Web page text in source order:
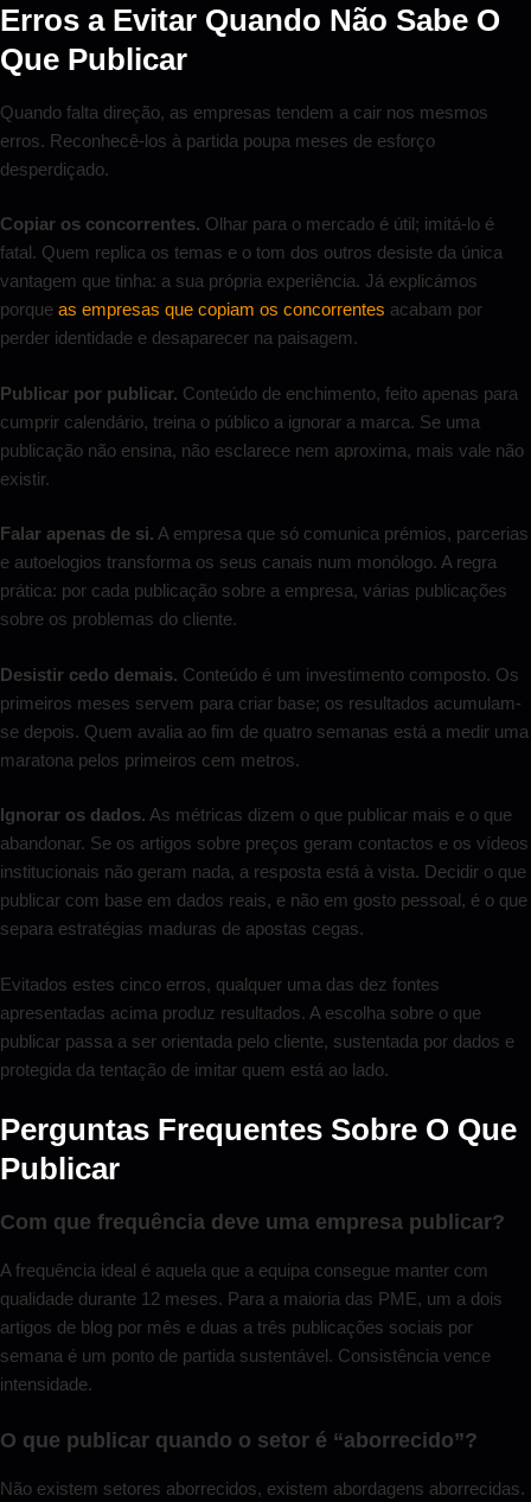
Erros a Evitar Quando Não Sabe O
Que Publicar
Quando falta direção, as empresas tendem a cair nos mesmos
erros. Reconhecê-los à partida poupa meses de esforço
desperdiçado.
Copiar os concorrentes. Olhar para o mercado é útil; imitá-lo é
fatal. Quem replica os temas e o tom dos outros desiste da única
vantagem que tinha: a sua própria experiência. Já explicámos
porque as empresas que copiam os concorrentes acabam por
perder identidade e desaparecer na paisagem.
Publicar por publicar. Conteúdo de enchimento, feito apenas para
cumprir calendário, treina o público a ignorar a marca. Se uma
publicação não ensina, não esclarece nem aproxima, mais vale não
existir.
Falar apenas de si. A empresa que só comunica prémios, parcerias
e autoelogios transforma os seus canais num monólogo. A regra
prática: por cada publicação sobre a empresa, várias publicações
sobre os problemas do cliente.
Desistir cedo demais. Conteúdo é um investimento composto. Os
primeiros meses servem para criar base; os resultados acumulam-
se depois. Quem avalia ao fim de quatro semanas está a medir uma
maratona pelos primeiros cem metros.
Ignorar os dados. As métricas dizem o que publicar mais e o que
abandonar. Se os artigos sobre preços geram contactos e os vídeos
institucionais não geram nada, a resposta está à vista. Decidir o que
publicar com base em dados reais, e não em gosto pessoal, é o que
separa estratégias maduras de apostas cegas.
Evitados estes cinco erros, qualquer uma das dez fontes
apresentadas acima produz resultados. A escolha sobre o que
publicar passa a ser orientada pelo cliente, sustentada por dados e
protegida da tentação de imitar quem está ao lado.
Perguntas Frequentes Sobre O Que
Publicar
Com que frequência deve uma empresa publicar?
A frequência ideal é aquela que a equipa consegue manter com
qualidade durante 12 meses. Para a maioria das PME, um a dois
artigos de blog por mês e duas a três publicações sociais por
semana é um ponto de partida sustentável. Consistência vence
intensidade.
O que publicar quando o setor é “aborrecido”?
Não existem setores aborrecidos, existem abordagens aborrecidas.